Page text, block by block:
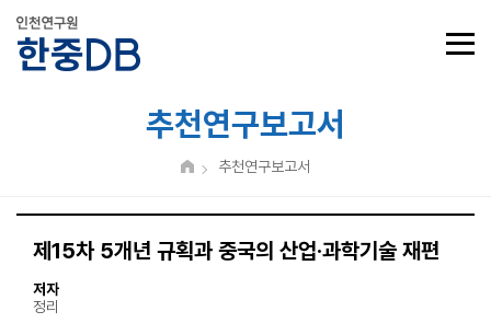
추천연구보고서
추천연구보고서
제15차 5개년 규획과 중국의 산업·과학기술 재편
저자
정리